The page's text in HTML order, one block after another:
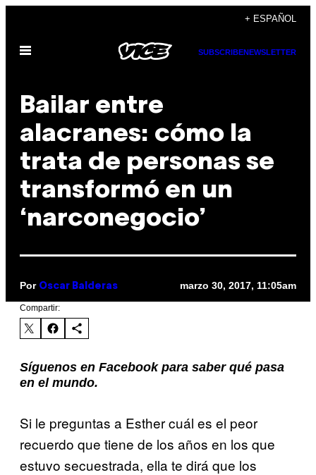
contenido
+ ESPAÑOL
Abrir
SUBSCRIBENEWSLETTER
Bailar entre
alacranes: cómo la
trata de personas se
transformó en un
‘narconegocio’
Por Oscar Balderas marzo 30, 2017, 11:05am
Compartir:
Síguenos en Facebook para saber qué pasa
en el mundo.
Si le preguntas a Esther cuál es el peor
recuerdo que tiene de los años en los que
estuvo secuestrada, ella te dirá que los